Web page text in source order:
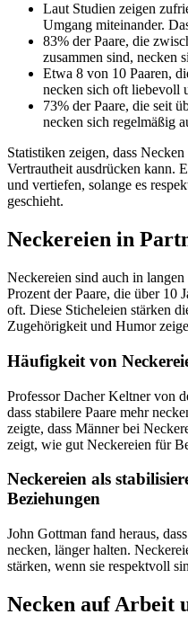
Laut Studien zeigen
Umgang miteinander.
83% der Paare, die
zusammen sind, necken
Etwa 8 von 10 Paaren,
necken sich oft liebevoll
73% der Paare, die seit
necken sich regelmäßig
Statistiken zeigen, dass
Vertrautheit ausdrücken kann.
und vertiefen, solange es
geschieht.
Neckereien in
Neckereien sind auch in
Prozent der Paare, die über 10
oft. Diese Sticheleien stärken
Zugehörigkeit und Humor
Häufigkeit von
Professor Dacher Keltner von
dass stabilere Paare mehr
zeigte, dass Männer bei
zeigt, wie gut Neckereien für
Neckereien als
Beziehungen
John Gottman fand heraus,
necken, länger halten.
stärken, wenn sie respektvoll
Necken auf Arbeit